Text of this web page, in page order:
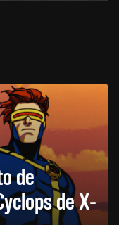
de
de X-